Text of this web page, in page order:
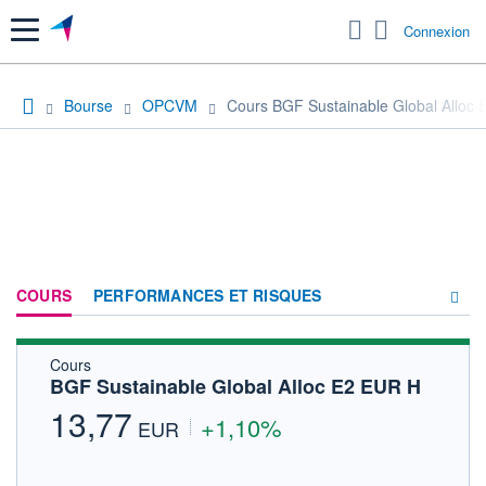
Menu Connexion
Bourse OPCVM Cours BGF Sustainable Global Alloc
COURS PERFORMANCES ET RISQUES
Cours
BGF Sustainable Global Alloc E2 EUR H
13,77 EUR +1,10%